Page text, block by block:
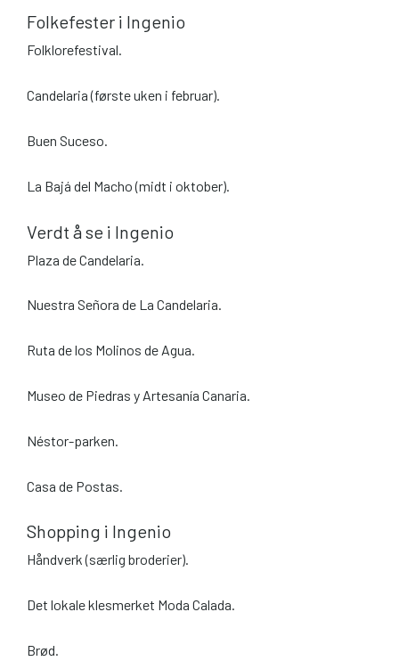
Folkefester i Ingenio
Folklorefestival.
Candelaria (første uken i februar).
Buen Suceso.
La Bajá del Macho (midt i oktober).
Verdt å se i Ingenio
Plaza de Candelaria.
Nuestra Señora de La Candelaria.
Ruta de los Molinos de Agua.
Museo de Piedras y Artesanía Canaria.
Néstor-parken.
Casa de Postas.
Shopping i Ingenio
Håndverk (særlig broderier).
Det lokale klesmerket Moda Calada.
Brød.